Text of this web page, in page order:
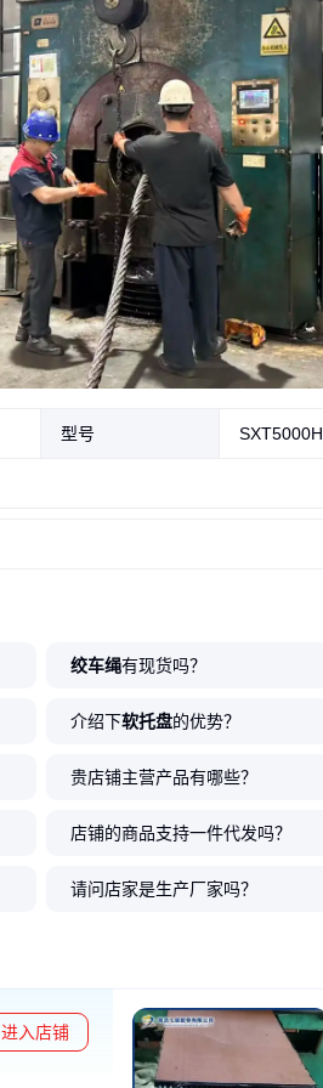
型号 SXT5000H
绞车绳有现货吗？
介绍下软托盘的优势？
贵店铺主营产品有哪些？
店铺的商品支持一件代发吗？
请问店家是生产厂家吗？
进入店铺